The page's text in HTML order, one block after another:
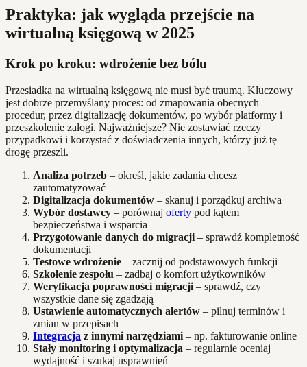
Praktyka: jak wygląda przejście na
wirtualną księgową w 2025
Krok po kroku: wdrożenie bez bólu
Przesiadka na wirtualną księgową nie musi być traumą. Kluczowy
jest dobrze przemyślany proces: od zmapowania obecnych
procedur, przez digitalizację dokumentów, po wybór platformy i
przeszkolenie załogi. Najważniejsze? Nie zostawiać rzeczy
przypadkowi i korzystać z doświadczenia innych, którzy już tę
drogę przeszli.
Analiza potrzeb – określ, jakie zadania chcesz
zautomatyzować
Digitalizacja dokumentów – skanuj i porządkuj archiwa
Wybór dostawcy – porównaj oferty pod kątem
bezpieczeństwa i wsparcia
Przygotowanie danych do migracji – sprawdź kompletność
dokumentacji
Testowe wdrożenie – zacznij od podstawowych funkcji
Szkolenie zespołu – zadbaj o komfort użytkowników
Weryfikacja poprawności migracji – sprawdź, czy
wszystkie dane się zgadzają
Ustawienie automatycznych alertów – pilnuj terminów i
zmian w przepisach
Integracja z innymi narzędziami – np. fakturowanie online
Stały monitoring i optymalizacja – regularnie oceniaj
wydajność i szukaj usprawnień